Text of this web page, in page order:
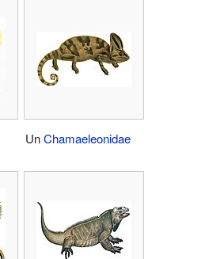
UnChamaeleonidae